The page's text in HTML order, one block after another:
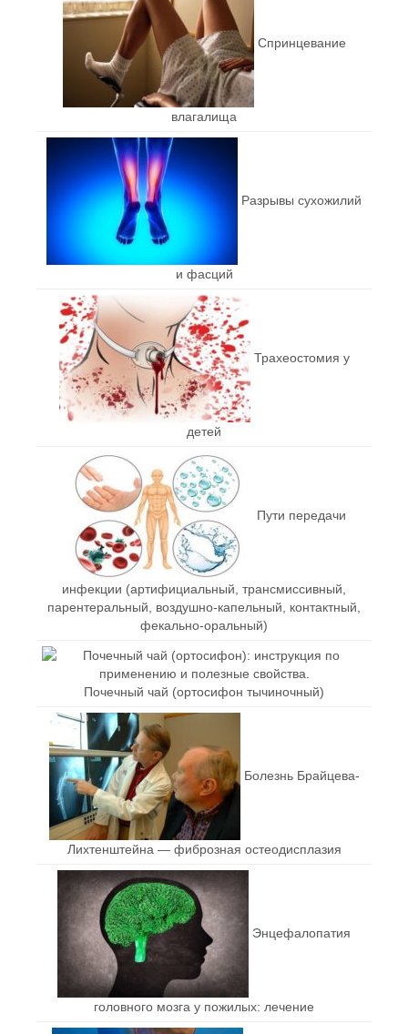
Спринцевание
влагалища
Разрывы сухожилий
и фасций
Трахеостомия у
детей
Пути передачи
инфекции (артифициальный, трансмиссивный,
парентеральный, воздушно-капельный, контактный,
фекально-оральный)
Почечный чай (ортосифон тычиночный)
Болезнь Брайцева-
Лихтенштейна — фиброзная остеодисплазия
Энцефалопатия
головного мозга у пожилых: лечение